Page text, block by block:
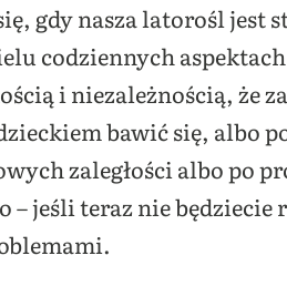
gdy nasza latorośl jest
codziennych
i niezależnością, że
bawić się, albo
zaległości albo po
– jeśli teraz nie